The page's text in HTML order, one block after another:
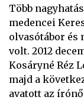
Több
medencei
olvasótábor és
volt. 2012
Kosáryné Réz
majd a
avatott az